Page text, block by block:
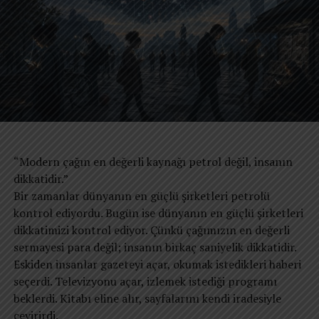
bir fuara katılacak düzeyde olması Türkiye’de sağlık
hizmetlerinin kalitesini de gösteriyor.
Türkiye özellikle sağlık alanında son yıllarda adından
sıkça söz ettiriyor. Bu da hem ülke ekonomisine hem de
ülke tanıtımına fayda sağlıyor.
“Modern çağın en değerli kaynağı petrol değil, insanın
dikkatidir.”
Bir zamanlar dünyanın en güçlü şirketleri petrolü
kontrol ediyordu. Bugün ise dünyanın en güçlü şirketleri
dikkatimizi kontrol ediyor. Çünkü çağımızın en değerli
sermayesi para değil; insanın birkaç saniyelik dikkatidir.
Eskiden insanlar gazeteyi açar, okumak istedikleri haberi
seçerdi. Televizyonu açar, izlemek istediği programı
beklerdi. Kitabı eline alır, sayfalarını kendi iradesiyle
çevirirdi.